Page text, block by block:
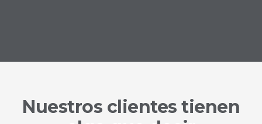
Nuestros clientes tienen